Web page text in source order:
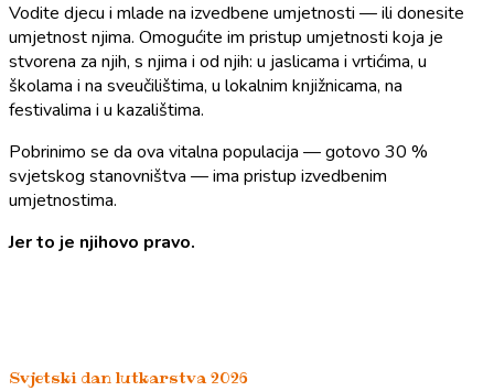
Vodite djecu i mlade na izvedbene umjetnosti — ili donesite
umjetnost njima. Omogućite im pristup umjetnosti koja je
stvorena za njih, s njima i od njih: u jaslicama i vrtićima, u
školama i na sveučilištima, u lokalnim knjižnicama, na
festivalima i u kazalištima.
Pobrinimo se da ova vitalna populacija — gotovo 30 %
svjetskog stanovništva — ima pristup izvedbenim
umjetnostima.
Jer to je njihovo pravo.
Svjetski dan lutkarstva 2026